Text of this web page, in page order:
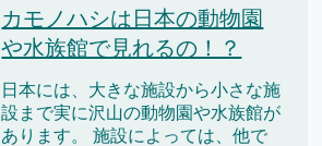
カモノハシは日本の動物園
や水族館で見れるの！？
日本には、大きな施設から小さな施
設まで実に沢山の動物園や水族館が
あります。 施設によっては、他で